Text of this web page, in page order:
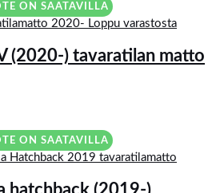
ON SAATAVILLA
Loppu varastosta
(2020-) tavaratilan matto
ON SAATAVILLA